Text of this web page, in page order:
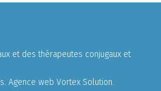
et des thérapeutes conjugaux et
Agence web Vortex Solution.